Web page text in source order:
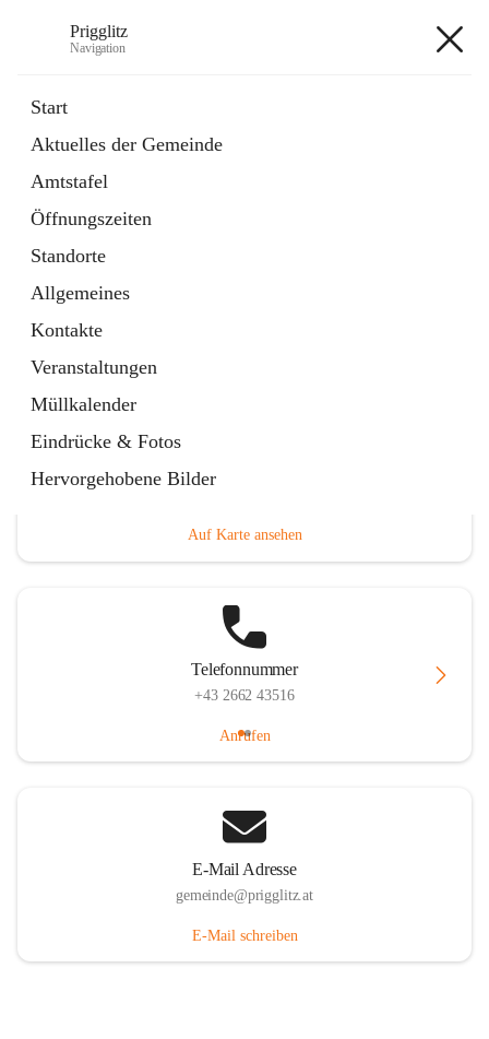
Prigglitz
Navigation
Start
Aktuelles der Gemeinde
Amtstafel
Öffnungszeiten
Standorte
Allgemeines
Kontakte
Veranstaltungen
Müllkalender
Eindrücke & Fotos
Hervorgehobene Bilder
Externe Webseite
in
Tab
Gemeindezeitung
Ordner
öffnet
in
neuem
Tab
Hauptadresse
Auf Karte ansehen
Telefonnummer
+43 2662 43516
Anrufen
E-Mail Adresse
gemeinde@prigglitz.at
E-Mail schreiben